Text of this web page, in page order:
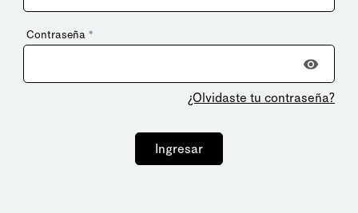
Contraseña *
¿Olvidaste tu contraseña?
Ingresar